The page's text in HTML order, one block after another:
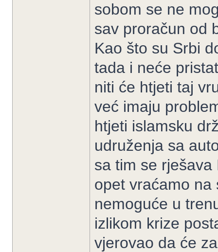
sobom se ne
sav proračun od
Kao što su Srbi
tada i neće
niti će htjeti taj
već imaju
htjeti islamsku
udruženja sa
sa tim se
opet vraćamo na
nemoguće u
izlikom krize
vjerovao da će